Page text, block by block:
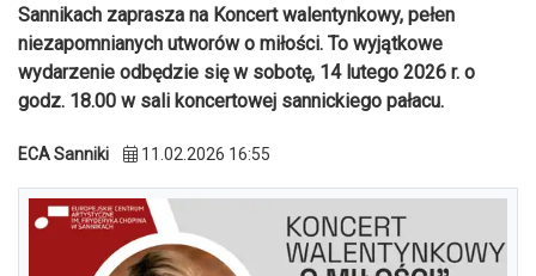
Sannikach zaprasza na Koncert walentynkowy, pełen
niezapomnianych utworów o miłości. To wyjątkowe
wydarzenie odbędzie się w sobotę, 14 lutego 2026 r. o
godz. 18.00 w sali koncertowej sannickiego pałacu.
ECA Sanniki 11.02.2026 16:55